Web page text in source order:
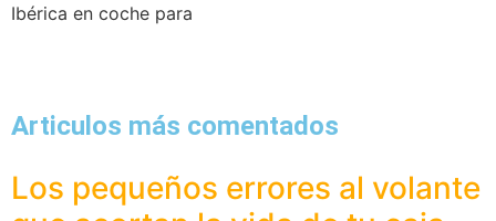
Ibérica en coche para
Articulos más comentados
Los pequeños errores al volante